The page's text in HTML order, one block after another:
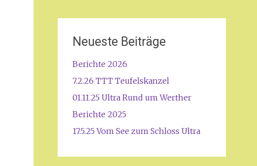
Neueste Beiträge
Berichte 2026
7.2.26 TTT Teufelskanzel
01.11.25 Ultra Rund um Werther
Berichte 2025
17.5.25 Vom See zum Schloss Ultra